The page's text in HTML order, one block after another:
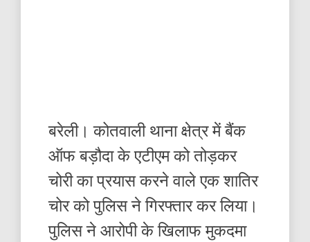
बरेली। कोतवाली थाना क्षेत्र में बैंक
ऑफ बड़ौदा के एटीएम को तोड़कर
चोरी का प्रयास करने वाले एक शातिर
चोर को पुलिस ने गिरफ्तार कर लिया।
पुलिस ने आरोपी के खिलाफ मुकदमा